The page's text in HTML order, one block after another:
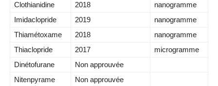
Clothianidine
2018
nanogramme
Imidaclopride
2019
nanogramme
Thiamétoxame
2018
nanogramme
Thiaclopride
2017
microgramme
Dinétofurane
Non approuvée
Nitenpyrame
Non approuvée